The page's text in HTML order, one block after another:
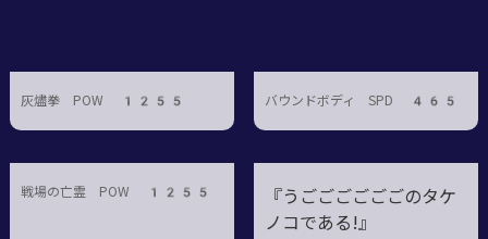
灰燼拳 POW 1255 バウンドボディ SPD 465
戦場の亡霊 POW 1255
『うごごごごごごのタケ
ノコである!』